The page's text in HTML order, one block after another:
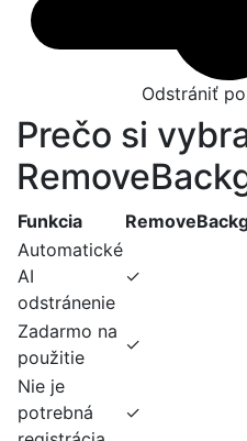
Odstrániť
Prečo si
Funkcia
Automatické
AI
odstránenie
✓
Zadarmo na
použitie
✓
Nie je
potrebná
✓